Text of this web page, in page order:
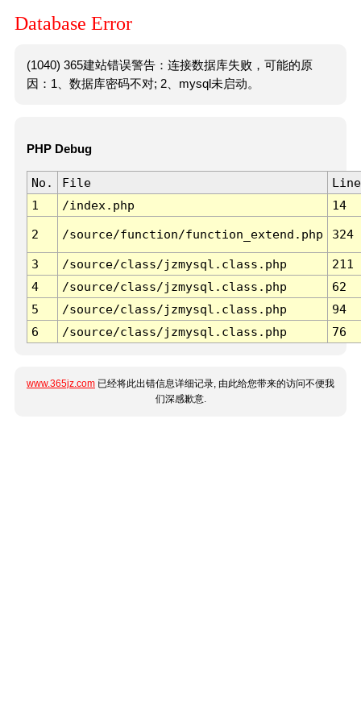
Database Error
(1040) 365建站错误警告：连接数据库失败，可能的原
因：1、数据库密码不对; 2、mysql未启动。
PHP Debug
No. File
Line
1
/index.php 14
2 /source/function/function_extend.php 324
3 /source/class/jzmysql.class.php
211
4
/source/class/jzmysql.class.php
62
5
/source/class/jzmysql.class.php
94
6
/source/class/jzmysql.class.php 76
www.365jz.com 已经将此出错信息详细记录, 由此给您带来的访问不便我
们深感歉意.